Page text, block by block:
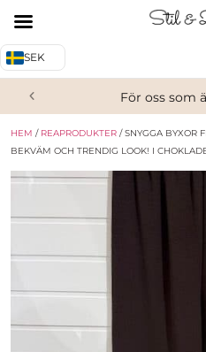
SEK
För oss som
HEM / REAPRODUKTER / SNYGGA BYXOR
BEKVÄM OCH TRENDIG LOOK! I
Alla produkter
Underdelar
Accessoarer
Om oss
Kontakta oss